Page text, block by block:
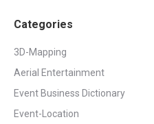
Categories
3D-Mapping
Aerial Entertainment
Event Business Dictionary
Event-Location